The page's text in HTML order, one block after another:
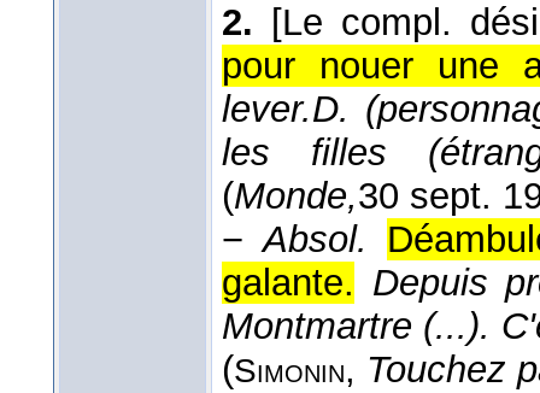
2. [Le compl.
pour nouer une
lever.D.
les filles
(Monde,30 sept.
−Absol.
galante. Depuis
Montmartre (...).
(Simonin, Touchez